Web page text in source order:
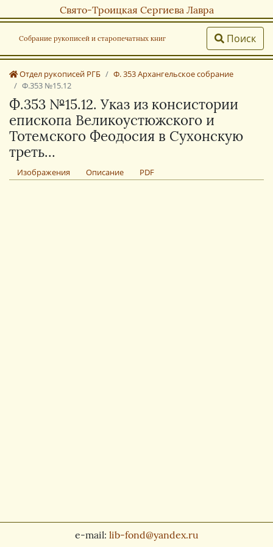
Свято-Троицкая Сергиева Лавра
Собрание рукописей и старопечатных книг Поиск
Отдел рукописей РГБ
Ф. 353 Архангельское собрание
Ф.353 №15.12
Ф.353 №15.12. Указ из консистории
епископа Великоустюжского и
Тотемского Феодосия в Сухонскую
треть…
Изображения Описание PDF
e-mail: lib-fond@yandex.ru